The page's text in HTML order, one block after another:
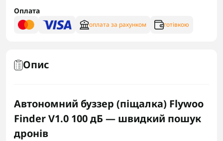
Оплата
оплата за рахунком готівкою
Опис
Автономний буззер (піщалка) Flywoo
Finder V1.0 100 дБ — швидкий пошук
дронів